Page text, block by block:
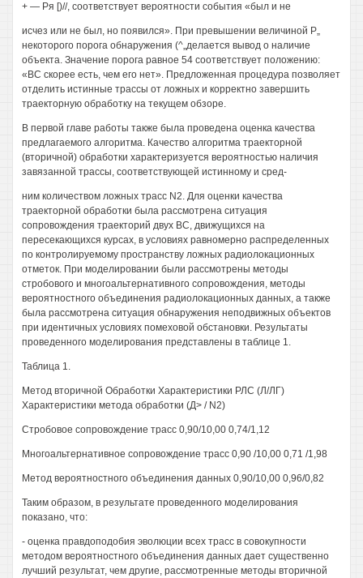
+ — Ря [)//, соответствует вероятности события «был и не
исчез или не был, но появился». При превышении величиной Р„
некоторого порога обнаружения (^„делается вывод о наличие
объекта. Значение порога равное 54 соответствует положению:
«ВС скорее есть, чем его нет». Предложенная процедура позволяет
отделить истинные трассы от ложных и корректно завершить
траекторную обработку на текущем обзоре.
В первой главе работы также была проведена оценка качества
предлагаемого алгоритма. Качество алгоритма траекторной
(вторичной) обработки характеризуется вероятностью наличия
завязанной трассы, соответствующей истинному и сред-
ним количеством ложных трасс N2. Для оценки качества
траекторной обработки была рассмотрена ситуация
сопровождения траекторий двух ВС, движущихся на
пересекающихся курсах, в условиях равномерно распределенных
по контролируемому пространству ложных радиолокационных
отметок. При моделировании были рассмотрены методы
стробового и многоальтернативного сопровождения, методы
вероятностного объединения радиолокационных данных, а также
была рассмотрена ситуация обнаружения неподвижных объектов
при идентичных условиях помеховой обстановки. Результаты
проведенного моделирования представлены в таблице 1.
Таблица 1.
Метод вторичной Обработки Характеристики РЛС (Л/ЛГ)
Характеристики метода обработки (Д> / N2)
Стробовое сопровождение трасс 0,90/10,00 0,74/1,12
Многоальтернативное сопровождение трасс 0,90 /10,00 0,71 /1,98
Метод вероятностного объединения данных 0,90/10,00 0,96/0,82
Таким образом, в результате проведенного моделирования
показано, что:
- оценка правдоподобия эволюции всех трасс в совокупности
методом вероятностного объединения данных дает существенно
лучший результат, чем другие, рассмотренные методы вторичной